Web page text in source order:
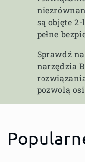
są objęte
pełne
Sprawdź
narzędzia
pozwolą